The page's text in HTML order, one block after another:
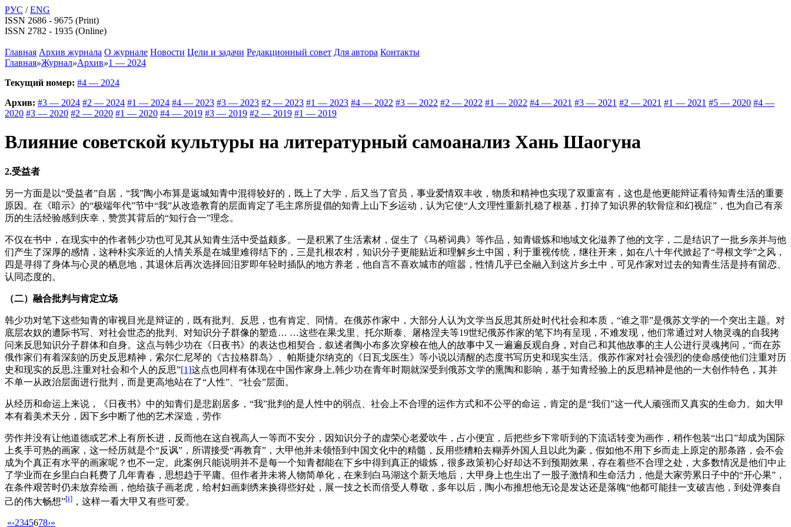
РУС /ENG
ISSN 2686 - 9675 (Print)
ISSN 2782 - 1935 (Online)
Главная Архив журнала О журнале Новости Цели и задачи Редакционный совет Для автора Контакты
Главная»Журнал»Архив»1 — 2024
Текущий номер: #4 — 2024
Архив: #3 — 2024 #2 — 2024 #1 — 2024 #4 — 2023 #3 — 2023 #2 — 2023 #1 — 2023 #4 — 2022 #3 — 2022 #2 — 2022 #1 — 2022 #4 — 2021 #3 — 2021 #2 — 2021 #1 — 2021 #5 — 2020 #4 —
2020 #3 — 2020 #2 — 2020 #1 — 2020 #4 — 2019 #3 — 2019 #2 — 2019 #1 — 2019
Влияние советской культуры на литературный самоанализ Хань Шаогуна
2.受益者
另一方面是以“受益者”自居，“我”陶小布算是返城知青中混得较好的，既上了大学，后又当了官员，事业爱情双丰收，物质和精神也实现了双重富有，这也是他更能辩证看待知青生活的重要
原因。在《暗示》的“极端年代”节中“我”从改造教育的层面肯定了毛主席所提倡的知青上山下乡运动，认为它使“人文理性重新扎稳了根基，打掉了知识界的软骨症和幻视症”，也为自己有亲
历的生活经验感到庆幸，赞赏其背后的“知行合一”理念。
不仅在书中，在现实中的作者韩少功也可见其从知青生活中受益颇多。一是积累了生活素材，促生了《马桥词典》等作品，知青锻炼和地域文化滋养了他的文字，二是结识了一批乡亲并与他
们产生了深厚的感情，这种朴实亲近的人情关系是在城里难得结下的，三是扎根农村，知识分子更能贴近和理解乡土中国，利于重视传统，继往开来，如在八十年代掀起了“寻根文学”之风，
四是寻得了身体与心灵的栖息地，其退休后再次选择回汨罗即年轻时插队的地方养老，他自言不喜欢城市的喧嚣，性情几乎已全融入到这片乡土中，可见作家对过去的知青生活是持有留恋、
认同态度的。
（二）融合批判与肯定立场
韩少功对笔下这些知青的审视目光是辩证的，既有批判、反思，也有肯定、同情。在俄苏作家中，大部分人认为文学当反思其所处时代社会和本质，“谁之罪”是俄苏文学的一个突出主题。对
底层农奴的遭际书写、对社会世态的批判、对知识分子群像的塑造… …这些在果戈里、托尔斯泰、屠格涅夫等19世纪俄苏作家的笔下均有呈现，不难发现，他们常通过对人物灵魂的自我拷
问来反思知识分子群体和自身。这点与韩少功在《日夜书》的表达也相契合，叙述者陶小布多次穿梭在他人的故事中又一遍遍反观自身，对自己和其他故事的主人公进行灵魂拷问，“而在苏
俄作家们有着深刻的历史反思精神，索尔仁尼琴的《古拉格群岛》、帕斯捷尔纳克的《日瓦戈医生》等小说以清醒的态度书写历史和现实生活。俄苏作家对社会强烈的使命感使他们注重对历
史和现实的反思,注重对社会和个人的反思”[1]这点也同样有体现在中国作家身上,韩少功在青年时期就深受到俄苏文学的熏陶和影响，基于知青经验上的反思精神是他的一大创作特色，其并
不单一从政治层面进行批判，而是更高地站在了“人性”、“社会”层面。
从经历和命运上来说，《日夜书》中的知青们是悲剧居多，“我”批判的是人性中的弱点、社会上不合理的运作方式和不公平的命运，肯定的是“我们”这一代人顽强而又真实的生命力。如大甲
本有着美术天分，因下乡中断了他的艺术深造，劳作
劳作并没有让他道德或艺术上有所长进，反而他在这自视高人一等而不安分，因知识分子的虚荣心老爱吹牛，占小便宜，后把些乡下常听到的下流话转变为画作，稍作包装“出口”却成为国际
上炙手可热的画家，这一经历就是个“反讽”，所谓接受“再教育”，大甲他并未领悟到中国文化中的精髓，反用些糟粕去糊弄外国人且以此为豪，假如他不用下乡而走上原定的那条路，会不会
成为个真正有水平的画家呢？也不一定。此案例只能说明并不是每一个知青都能在下乡中得到真正的锻炼，很多政策初心好却达不到预期效果，存在着些不合理之处，大多数情况是他们中止
了学业而在乡里白白耗费了几年青春，思想趋于平庸。但作者并未将人物简单化，在来到白马湖这个新天地后，大甲身上也生出了一股子激情和生命活力，他是大家劳累日子中的“开心果”，
在条件艰苦时仍未放弃绘画，他给孩子画老虎，给村妇画刺绣来换得些好处，展一技之长而倍受人尊敬，多年以后，陶小布推想他无论是发达还是落魄“他都可能挂一支破吉他，到处弹奏自
己的伟大畅想”[i] ，这样一看大甲又有些可爱。
«‹2345678›»